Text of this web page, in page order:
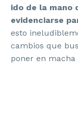
ido de la mano
evidenciarse
esto
cambios que
poner en